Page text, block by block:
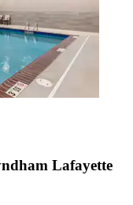
Lafayette